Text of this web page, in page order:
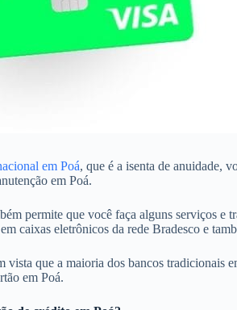
em Poá, que é a isenta de anuidade,
em Poá.
permite que você faça alguns serviços e
caixas eletrônicos da rede Bradesco e
vista que a maioria dos bancos tradicionais
em Poá.